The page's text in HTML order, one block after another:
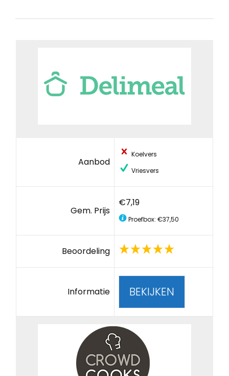
Aanbod
Koelvers
Vriesvers
Gem. Prijs
€7,19
Proefbox: €37,50
Beoordeling
Informatie BEKIJKEN